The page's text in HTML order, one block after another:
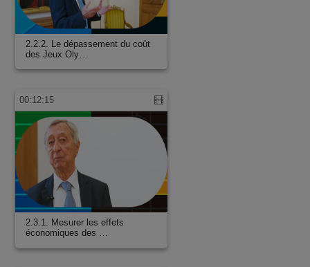
2.2.2. Le dépassement du coût
des Jeux Oly…
00:12:15
2.3.1. Mesurer les effets
économiques des …